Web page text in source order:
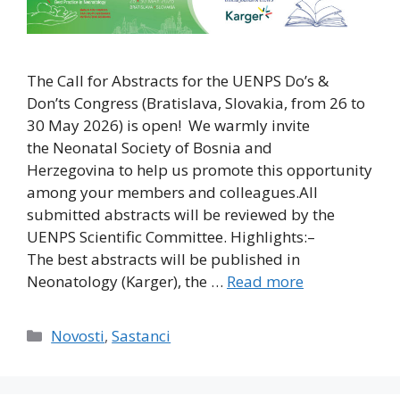
The Call for Abstracts for the UENPS Do’s &
Don’ts Congress (Bratislava, Slovakia, from 26 to
30 May 2026) is open! We warmly invite
the Neonatal Society of Bosnia and
Herzegovina to help us promote this opportunity
among your members and colleagues.All
submitted abstracts will be reviewed by the
UENPS Scientific Committee. Highlights:–
The best abstracts will be published in
Neonatology (Karger), the … Read more
Categories
Novosti,Sastanci